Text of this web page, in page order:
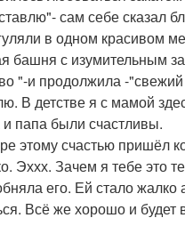
сам себе сказал
в одном красивом
башня с изумительным
"-и продолжила -
В детстве я с мамой
папа были счастливы.
этому счастью пришёл
Эххх. Зачем я тебе это
его. Ей стало жалко
Всё же хорошо и